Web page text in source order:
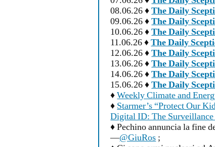
08.06.26 ♦The Daily
09.06.26 ♦The Daily
10.06.26 ♦The Daily
11.06.26 ♦The Daily
12.06.26 ♦The Daily
13.06.26 ♦The Daily
14.06.26 ♦The Daily
15.06.26 ♦The Daily
♦Weekly Climate and
♦ Starmer’s “Protect Our
Digital ID: The Surveillance
♦ Pechino annuncia la fine
—@GiuRos ;